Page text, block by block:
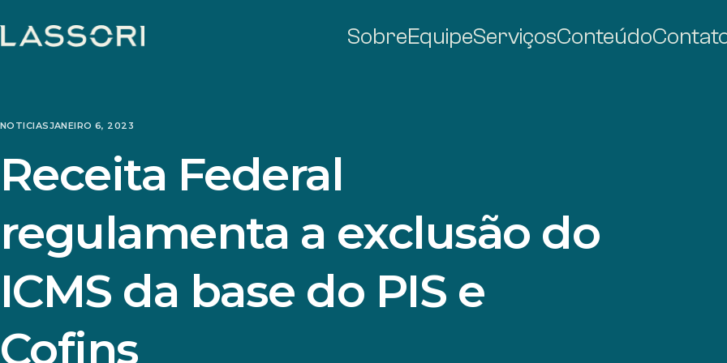
SobreEquipeServiçosConteúdo
NOTICIASJANEIRO 6, 2023
Receita Federal
regulamenta a exclusão do
ICMS da base do PIS e
Cofins